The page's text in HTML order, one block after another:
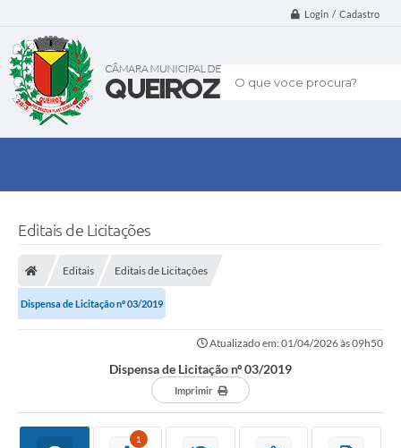
Login / Cadastro
O que voce procura?
Editais de Licitações
Editais Editais de Licitações
Dispensa de Licitação nº 03/2019
Atualizado em: 01/04/2026 às 09h50
Dispensa de Licitação nº 03/2019
Imprimir
1